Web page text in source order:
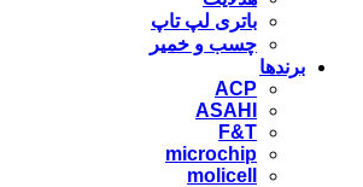
باتری لپ تاپ
چسب و خمیر
برندها
ACP
ASAHI
F&T
microchip
molicell